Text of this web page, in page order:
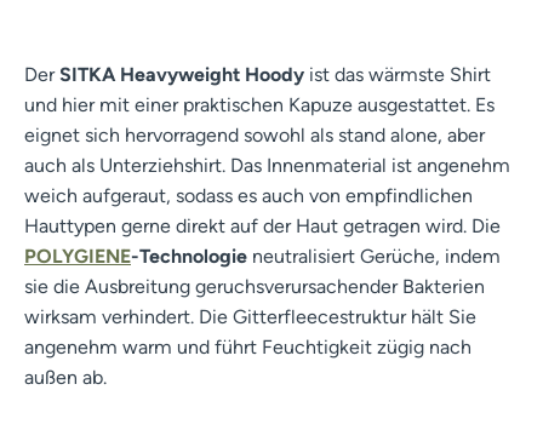
DerSITKA Heavyweight Hoody ist das wärmste Shirt
und hier mit einer praktischen Kapuze ausgestattet. Es
eignet sich hervorragend sowohl als stand alone, aber
auch als Unterziehshirt. Das Innenmaterial ist angenehm
weich aufgeraut, sodass es auch von empfindlichen
Hauttypen gerne direkt auf der Haut getragen wird. Die
POLYGIENE-Technologie neutralisiert Gerüche, indem
sie die Ausbreitung geruchsverursachender Bakterien
wirksam verhindert. Die Gitterfleecestruktur hält Sie
angenehm warm und führt Feuchtigkeit zügig nach
außen ab.